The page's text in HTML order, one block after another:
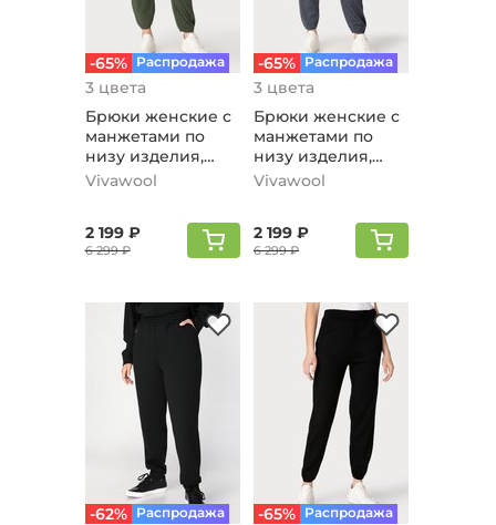
-65% Распродажа
3 цвета
Брюки женские с
манжетами по
низу изделия,
оливковый
Vivawool
2 199 ₽
6 299 ₽
-65% Распродажа
3 цвета
Брюки женские с
манжетами по
низу изделия,
темно-серый
Vivawool
2 199 ₽
6 299 ₽
-62% Распродажа -65% Распродажа